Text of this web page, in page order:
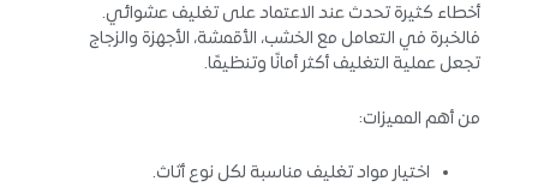
أخطاء كثيرة تحدث عند الاعتماد على تغليف عشوائي.
فالخبرة في التعامل مع الخشب، الأقمشة، الأجهزة والزجاج
تجعل عملية التغليف أكثر أمانًا وتنظيمًا.
من أهم المميزات:
اختيار مواد تغليف مناسبة لكل نوع أثاث.